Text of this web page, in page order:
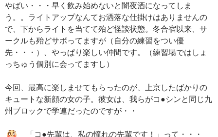
やばい・・・早く飲み始めないと闇夜酒になってしま
う。。ライトアップなんてお洒落な仕掛けはありませんの
で、下からライトを当てて殆ど怪談状態。冬合宿以来、サ
ークルも殆どサボってますが（自分の練習をつい優
先・・・）、やっぱり楽しい仲間です。（練習場ではしょ
っちゅう個別に会ってますし）
今回、最高に楽しませてもらったのが、上京したばかりの
キュートな新顔の女の子。彼女は、我らがコ●シンと同じ九
州ブロックで学連だったのですが・・
「コ●先輩は、私の憧れの先輩です！」って・・・